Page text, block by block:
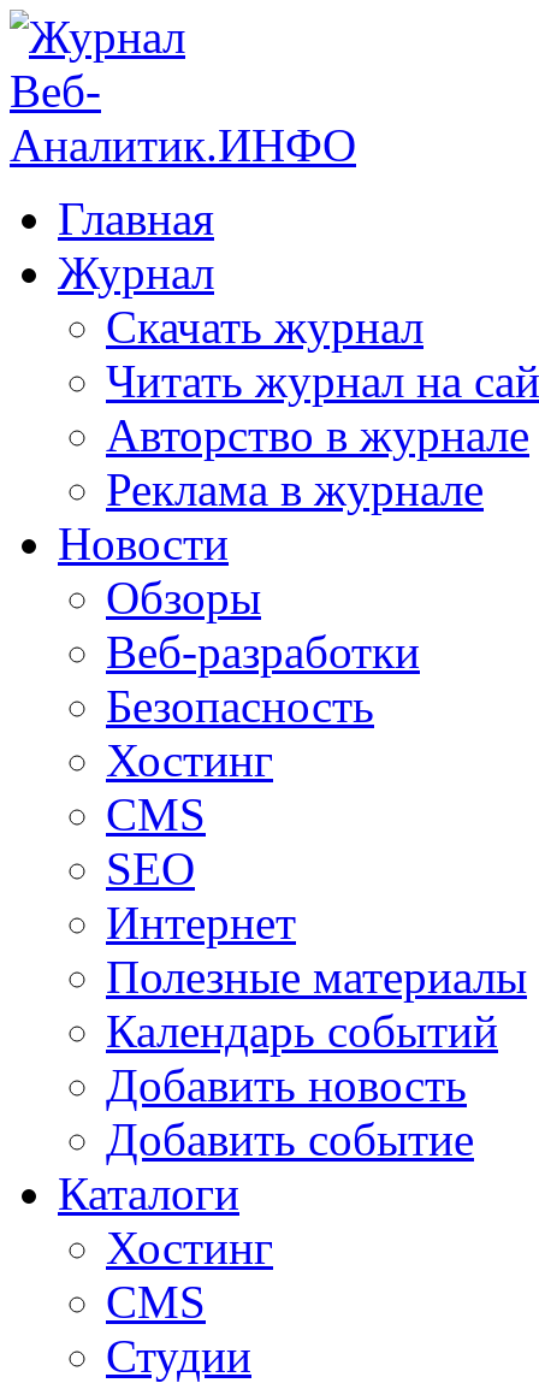
Главная
Журнал
Скачать журнал
Читать журнал на
Авторство в журнале
Реклама в журнале
Новости
Обзоры
Веб-разработки
Безопасность
Хостинг
CMS
SEO
Интернет
Полезные материалы
Календарь событий
Добавить новость
Добавить событие
Каталоги
Хостинг
CMS
Студии